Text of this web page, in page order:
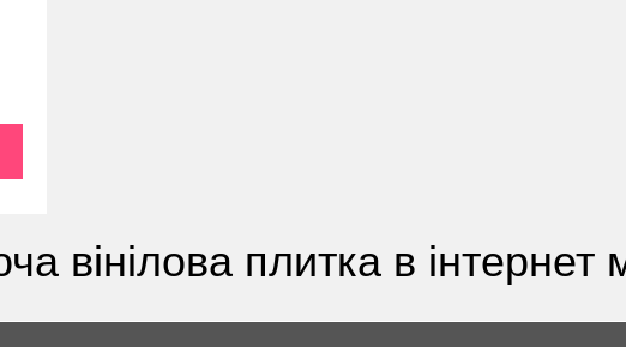
вінілова плитка в інтернет